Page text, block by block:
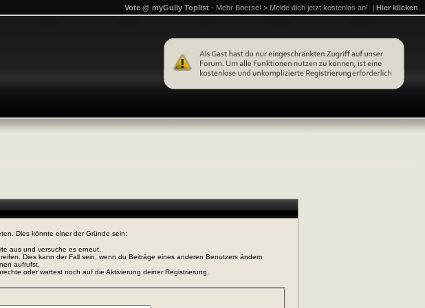
Vote @ myGully Toplist - Mehr Boerse! > Melde dich jetzt kostenlos an! | Hier klicken
Dies könnte einer der Gründe sein:
aus und versuche es erneut.
Dies kann der Fall sein, wenn du Beiträge eines anderen Benutzers ändern
aufrufst.
oder wartest noch auf die Aktivierung deiner Registrierung.